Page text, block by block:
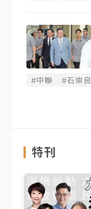
#中聯 #石崇良
特刊